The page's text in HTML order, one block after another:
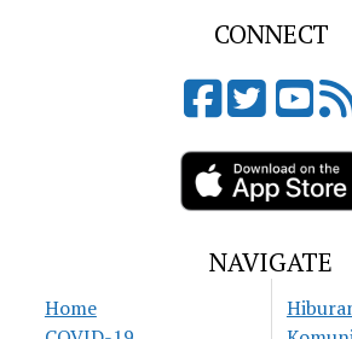
CONNECT
NAVIGATE
Home